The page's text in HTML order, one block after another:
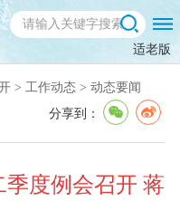
适老版
> 工作动态 > 动态要闻
分享到：
度例会召开 蒋